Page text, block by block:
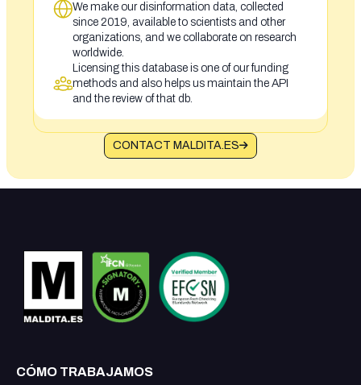
We make our disinformation data, collected
since 2019, available to scientists and other
organizations, and we collaborate on research
worldwide.
Licensing this database is one of our funding
methods and also helps us maintain the API
and the review of that db.
CONTACT MALDITA.ES
CÓMO TRABAJAMOS